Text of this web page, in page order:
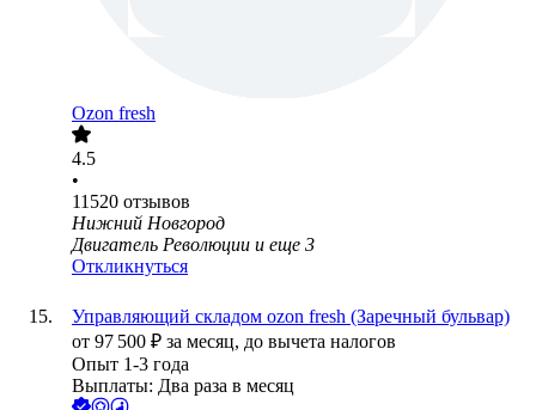
Ozon fresh
4.5
•
11520 отзывов
Нижний Новгород
Двигатель Революции и еще 3
Откликнуться
Управляющий складом ozon fresh (Заречный бульвар)
от 97 500 ₽ за месяц, до вычета налогов
Опыт 1-3 года
Выплаты: Два раза в месяц